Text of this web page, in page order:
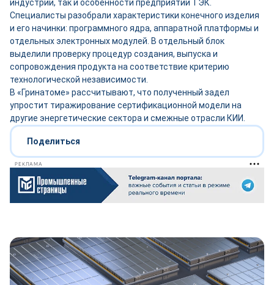
индустрии, так и особенности предприятий ТЭК.
Специалисты разобрали характеристики конечного изделия
и его начинки: программного ядра, аппаратной платформы и
отдельных электронных модулей. В отдельный блок
выделили проверку процедур создания, выпуска и
сопровождения продукта на соответствие критерию
технологической независимости.
В «Гринатоме» рассчитывают, что полученный задел
упростит тиражирование сертификационной модели на
другие энергетические сектора и смежные отрасли КИИ.
Поделиться
РЕКЛАМА